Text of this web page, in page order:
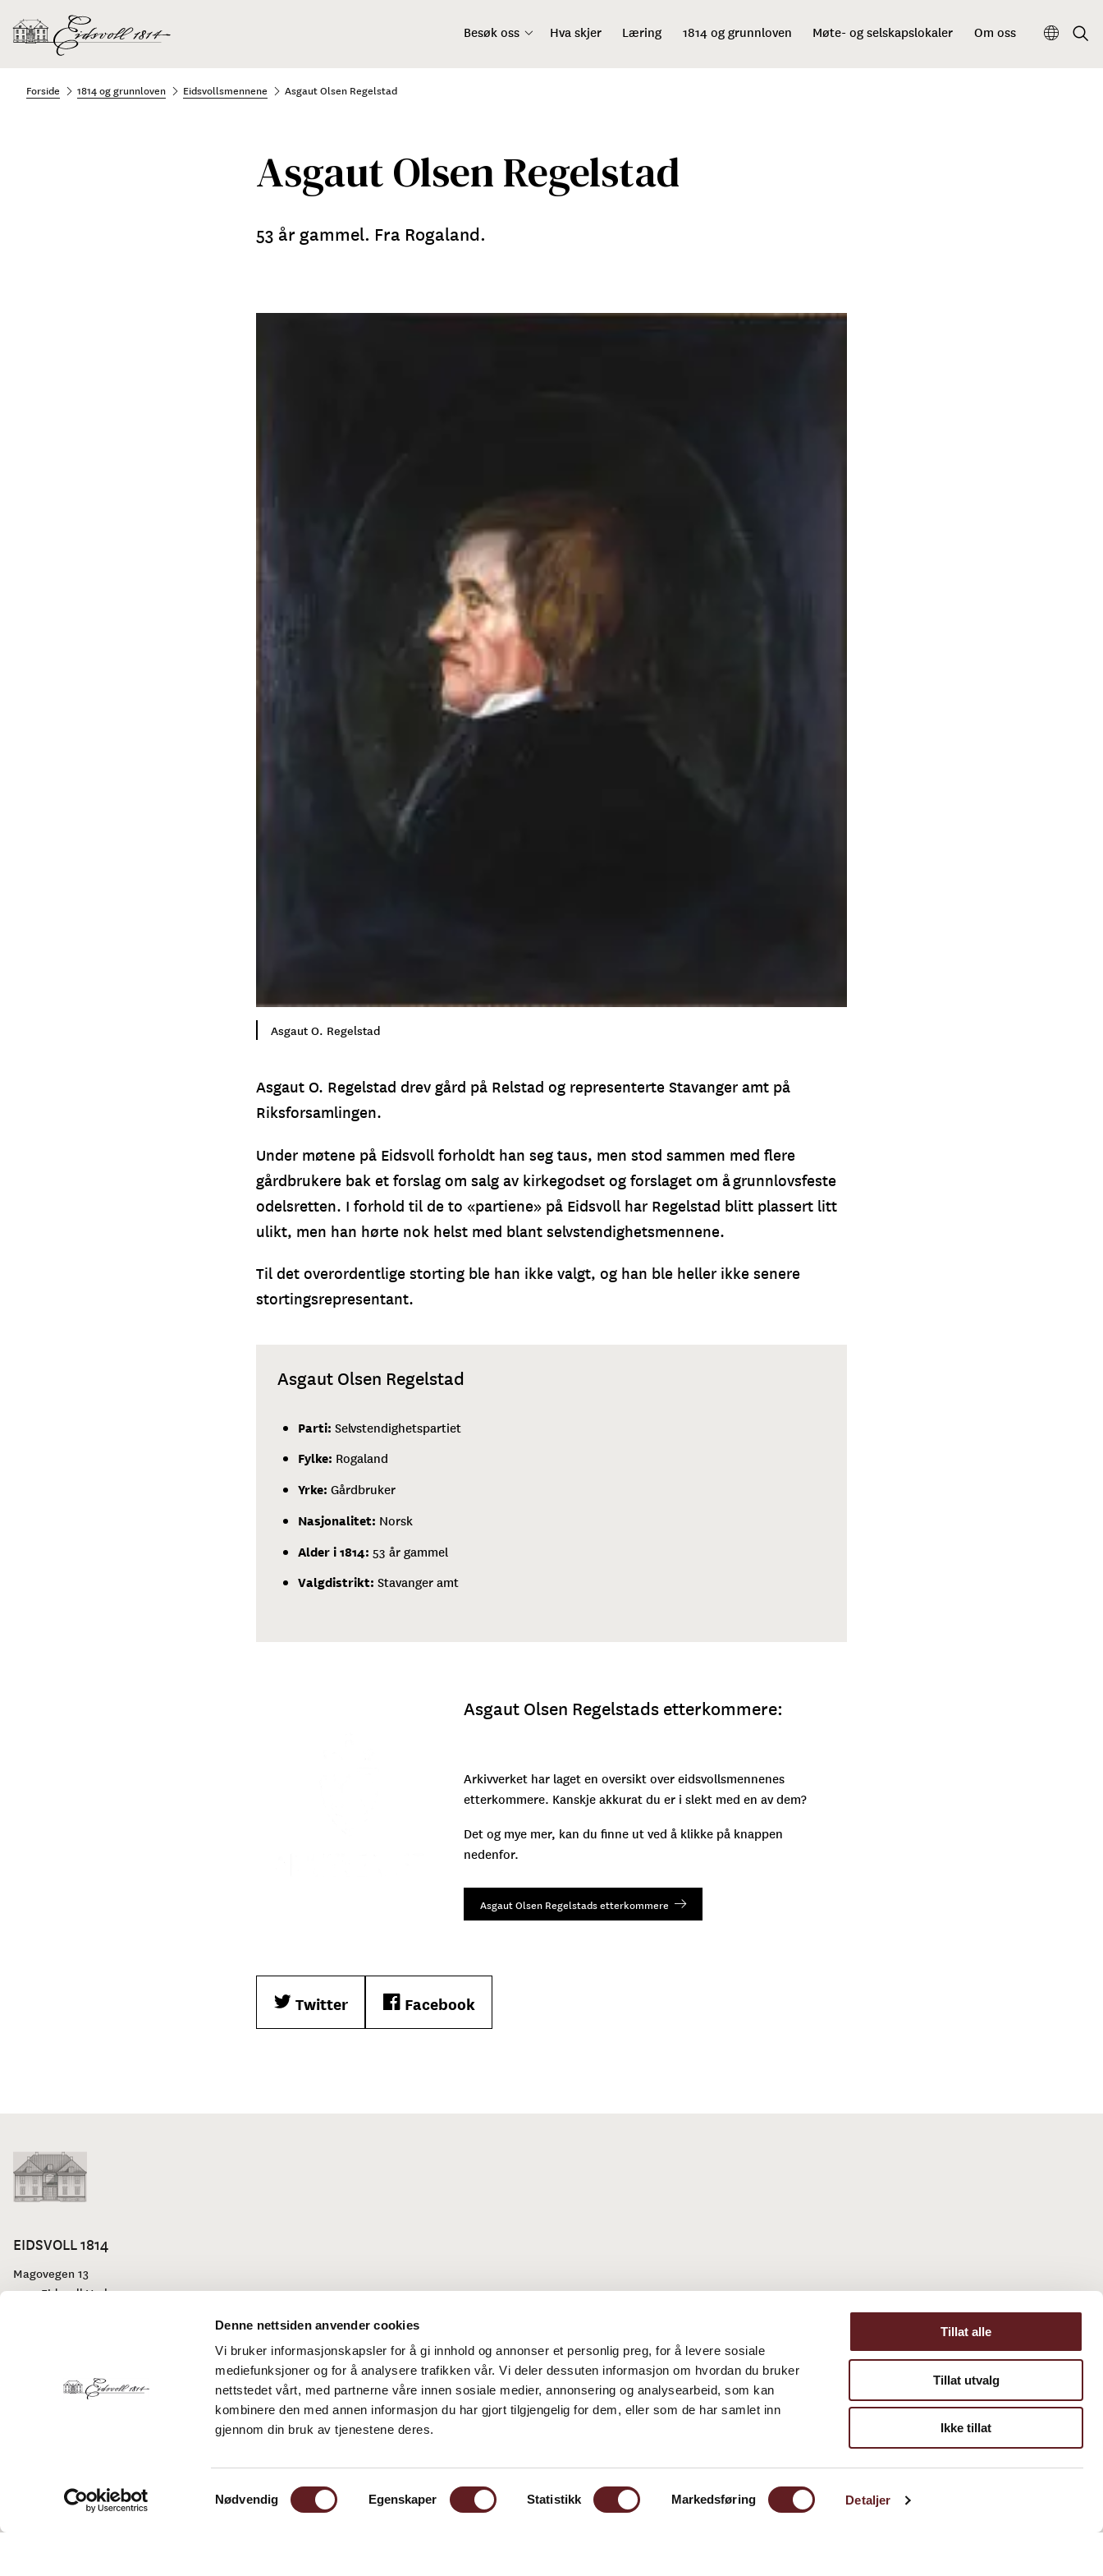
Denne nettsiden anvender cookies
Vi bruker informasjonskapsler for å gi innhold og annonser et personlig preg, for å levere sosiale
mediefunksjoner og for å analysere trafikken vår. Vi deler dessuten informasjon om hvordan du bruker
nettstedet vårt, med partnerne våre innen sosiale medier, annonsering og analysearbeid, som kan
kombinere den med annen informasjon du har gjort tilgjengelig for dem, eller som de har samlet inn
gjennom din bruk av tjenestene deres.
Samtykkevalg
Nødvendig Egenskaper Statistikk Markedsføring Detaljer
Tillat alle
Tillat utvalg
Ikke tillat
Besøk oss Hva skjer Læring 1814 og grunnloven Møte- og selskapslokaler Om oss
Forside 1814 og grunnloven Eidsvollsmennene Asgaut Olsen Regelstad
Asgaut Olsen Regelstad
53 år gammel. Fra Rogaland.
Asgaut O. Regelstad
Asgaut O. Regelstad drev gård på Relstad og representerte Stavanger amt på
Riksforsamlingen.
Under møtene på Eidsvoll forholdt han seg taus, men stod sammen med flere
gårdbrukere bak et forslag om salg av kirkegodset og forslaget om å grunnlovsfeste
odelsretten. I forhold til de to «partiene» på Eidsvoll har Regelstad blitt plassert litt
ulikt, men han hørte nok helst med blant selvstendighetsmennene.
Til det overordentlige storting ble han ikke valgt, og han ble heller ikke senere
stortingsrepresentant.
Asgaut Olsen Regelstad
Parti: Selvstendighetspartiet
Fylke: Rogaland
Yrke: Gårdbruker
Nasjonalitet: Norsk
Alder i 1814: 53 år gammel
Valgdistrikt: Stavanger amt
Asgaut Olsen Regelstads etterkommere:
Arkivverket har laget en oversikt over eidsvollsmennenes
etterkommere. Kanskje akkurat du er i slekt med en av dem?
Det og mye mer, kan du finne ut ved å klikke på knappen
nedenfor.
Asgaut Olsen Regelstads etterkommere
Twitter Facebook
EIDSVOLL 1814
Magovegen 13
2074 Eidsvoll Verk
Personvernerklæring og informasjonskapsler
Youtube TripAdvisor